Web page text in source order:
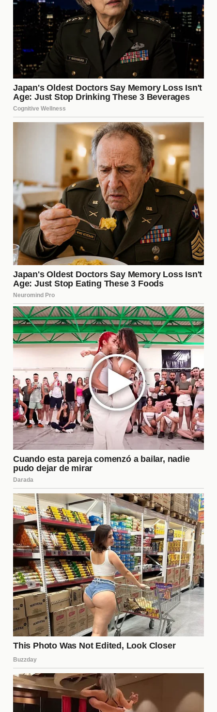
conmovedora.
Diario de
Películas
Una experiencia cinematográfica que
no se debe perder.
Banda Sonora que Enamora
La música juega un papel crucial en la atmósfera de
la película. Cada nota está meticulosamente
elegida para complementar las emociones de las
escenas. La banda sonora ha sido tan bien recibida
que ha alcanzado las listas de éxitos,
convirtiéndose en un elemento icónico de la
película. Las melodías evocadoras permanecen en
la mente del espectador, intensificando la conexión
con la historia.
Lecciones que Trascienden
Más allá de su trama y personajes, la película
ofrece valiosaslecciones de vida
. Temas como la
resiliencia, la importancia de la comunidad y la
búsqueda de la felicidad se entrelazan en su
narrativa. Estas enseñanzas resuenan con el
público, invitándolos a reflexionar sobre sus propias
vidas y relaciones. La película no solo entretiene,
sino que también inspira a ser mejores versiones de
nosotros mismos.
El Proceso de Producción
Detrás de cada gran película hay un arduo trabajo
de producción. Este filme no es la excepción, ya
que su creación involucró a un talentoso equipo de
profesionales que trabajaron incansablemente para
dar vida a la historia. Desde la selección de
locaciones hasta la elección del elenco, cada
decisión fue crucial para el resultado final. Este
proceso incluyó:
Investigación y desarrollo del guion.
Selección del director y productores.
Audiciones para el elenco principal y
secundario.
Filmación en diversas locaciones.
Edición y postproducción para perfeccionar la
obra.
Elenco Estelar
La calidad del elenco es fundamental para el éxito
de cualquier película. En este caso, el casting fue
excepcional, reuniendo a actores reconocidos que
aportaron su talento y carisma a sus respectivos
papeles. La química entre ellos es palpable y
contribuye a la autenticidad de las interacciones,